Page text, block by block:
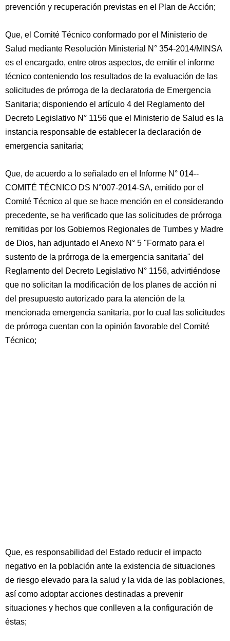
prevención y recuperación previstas en el Plan de Acción;
Que, el Comité Técnico conformado por el Ministerio de
Salud mediante Resolución Ministerial N° 354-2014/MINSA
es el encargado, entre otros aspectos, de emitir el informe
técnico conteniendo los resultados de la evaluación de las
solicitudes de prórroga de la declaratoria de Emergencia
Sanitaria; disponiendo el artículo 4 del Reglamento del
Decreto Legislativo N° 1156 que el Ministerio de Salud es la
instancia responsable de establecer la declaración de
emergencia sanitaria;
Que, de acuerdo a lo señalado en el Informe N° 014--
COMITÉ TÉCNICO DS N°007-2014-SA, emitido por el
Comité Técnico al que se hace mención en el considerando
precedente, se ha verificado que las solicitudes de prórroga
remitidas por los Gobiernos Regionales de Tumbes y Madre
de Dios, han adjuntado el Anexo N° 5 "Formato para el
sustento de la prórroga de la emergencia sanitaria" del
Reglamento del Decreto Legislativo N° 1156, advirtiéndose
que no solicitan la modificación de los planes de acción ni
del presupuesto autorizado para la atención de la
mencionada emergencia sanitaria, por lo cual las solicitudes
de prórroga cuentan con la opinión favorable del Comité
Técnico;
Que, es responsabilidad del Estado reducir el impacto
negativo en la población ante la existencia de situaciones
de riesgo elevado para la salud y la vida de las poblaciones,
así como adoptar acciones destinadas a prevenir
situaciones y hechos que conlleven a la configuración de
éstas;